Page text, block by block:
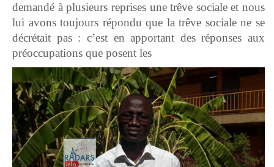
demandé à plusieurs reprises une trêve sociale et nous
lui avons toujours répondu que la trêve sociale ne se
décrétait pas : c’est en apportant des réponses aux
préoccupations que posent les